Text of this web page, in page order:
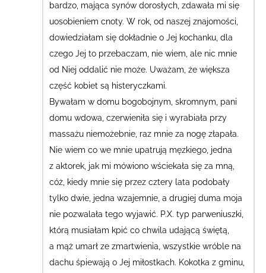
bardzo, mająca synów dorosłych, zdawała mi się
uosobieniem cnoty. W rok, od naszej znajomości,
dowiedziałam się dokładnie o Jej kochanku, dla
czego Jej to przebaczam, nie wiem, ale nic mnie
od Niej oddalić nie może. Uważam, że większa
część kobiet są histeryczkami.
Bywałam w domu bogobojnym, skromnym, pani
domu wdowa,czerwieniła się i wyrabiała przy
massażu niemożebnie, raz mnie za nogę złapała.
Nie wiem co we mnie upatrują męzkiego, jedna
z aktorek, jak mi mówiono wściekała się za mną,
cóż, kiedy mnie się przez cztery lata podobały
tylko dwie, jedna wzajemnie, a drugiej duma moja
nie pozwalała tego wyjawić. P.X. typ parweniuszki,
którą musiałam kpić co chwila udającą świętą,
a mąż umarł ze zmartwienia, wszystkie wróble na
dachu śpiewają o Jej miłostkach. Kokotka z gminu,